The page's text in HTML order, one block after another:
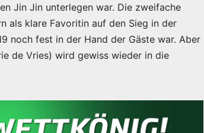
Jin Jin unterlegen war. Die zweifache
als klare Favoritin auf den Sieg in der
noch fest in der Hand der Gäste war. Aber
de Vries) wird gewiss wieder in die